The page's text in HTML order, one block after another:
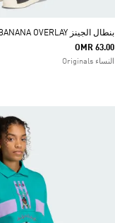
بنطال الجينز ADILENIUM 5.0 BANANA OVERLAY
OMR 63.00
النساء Originals